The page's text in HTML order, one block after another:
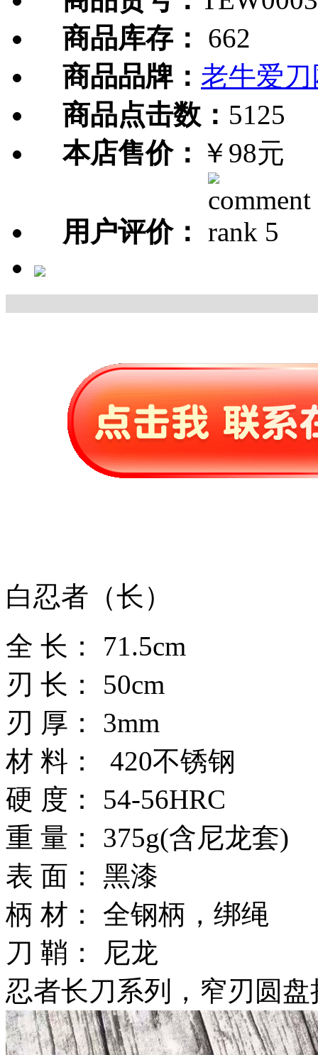
商品库存：
662
商品品牌： 老牛爱刀
商品点击数： 5125
本店售价： ￥98元
用户评价：
白忍者（长）
全 长： 71.5cm
刃 长： 50cm
刃 厚： 3mm
材 料： 420不锈钢
硬 度： 54-56HRC
重 量： 375g(含尼龙套)
表 面： 黑漆
柄 材： 全钢柄，绑绳
刀 鞘： 尼龙
忍者长刀系列，窄刃圆